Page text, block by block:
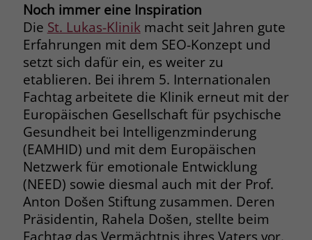
Noch immer eine Inspiration
Die St. Lukas-Klinikmacht seit Jahren gute
Erfahrungen mit dem SEO-Konzept und
setzt sich dafür ein, es weiter zu
etablieren. Bei ihrem 5. Internationalen
Fachtag arbeitete die Klinik erneut mit der
Europäischen Gesellschaft für psychische
Gesundheit bei Intelligenzminderung
(EAMHID) und mit dem Europäischen
Netzwerk für emotionale Entwicklung
(NEED) sowie diesmal auch mit der Prof.
Anton Došen Stiftung zusammen. Deren
Präsidentin, Rahela Došen, stellte beim
Fachtag das Vermächtnis ihres Vaters vor.
Bestellungen oder Kontaktanfragen der
Anzeige zugewiesen werden können.
Name _gcl_dc
Anbieter Google Ads
Laufzeit 90 Tage
Zweck
Dieses Cookie wird gesetzt, wenn ein
User über einen Klick auf eine Google
Werbeanzeige auf die Website gelangt.
Es enthält Informationen darüber,
welche Werbeanzeige geklickt wurde,